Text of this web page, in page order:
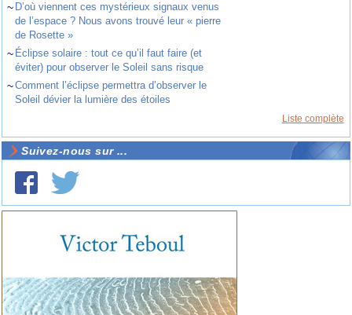
~ D’où viennent ces mystérieux signaux venus
de l’espace ? Nous avons trouvé leur « pierre
de Rosette »
~ Éclipse solaire : tout ce qu’il faut faire (et
éviter) pour observer le Soleil sans risque
~Comment l’éclipse permettra d’observer le
Soleil dévier la lumière des étoiles
Liste complète
Suivez-nous sur ...